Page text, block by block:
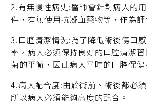
2.有無慢性病史:醫師會針對病人的
件，有無使用抗凝血藥物等，作為評
3.口腔清潔情況:為了降低術後傷口
率，病人必須保持良好的口腔清潔
菌的平衡，因此病人平時的口腔保健
4.病人配合度:由於術前、術後都必須
所以病人必須能夠高度的配合。